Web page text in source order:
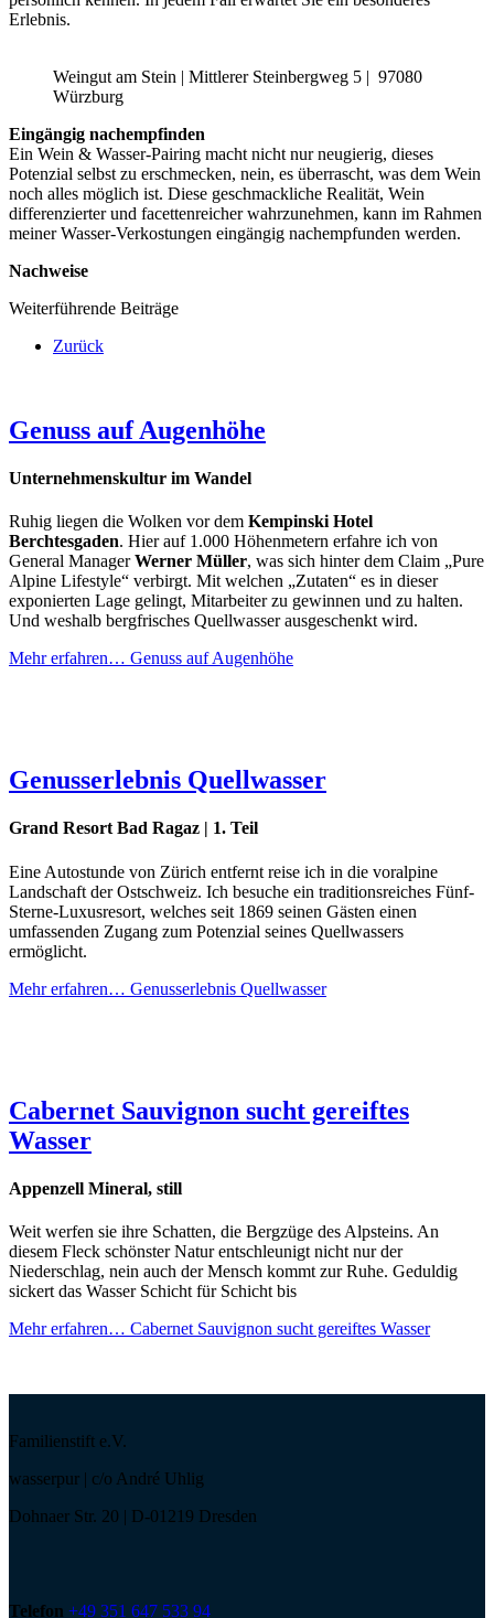
Erlebnis.
Weingut am Stein | Mittlerer Steinbergweg 5 | 97080
Würzburg
Eingängig nachempfinden
Ein Wein & Wasser-Pairing macht nicht nur neugierig, dieses
Potenzial selbst zu erschmecken, nein, es überrascht, was dem Wein
noch alles möglich ist. Diese geschmackliche Realität, Wein
differenzierter und facettenreicher wahrzunehmen, kann im Rahmen
meiner Wasser-Verkostungen eingängig nachempfunden werden.
Nachweise
Weiterführende Beiträge
Zurück
Genuss auf Augenhöhe
Unternehmenskultur im Wandel
Ruhig liegen die Wolken vor dem Kempinski Hotel
Berchtesgaden. Hier auf 1.000 Höhenmetern erfahre ich von
General ManagerWerner Müller, was sich hinter dem Claim „Pure
Alpine Lifestyle“ verbirgt. Mit welchen „Zutaten“ es in dieser
exponierten Lage gelingt, Mitarbeiter zu gewinnen und zu halten.
Und weshalb bergfrisches Quellwasser ausgeschenkt wird.
Mehr erfahren… Genuss auf Augenhöhe
Genusserlebnis Quellwasser
Grand Resort Bad Ragaz | 1. Teil
Eine Autostunde von Zürich entfernt reise ich in die voralpine
Landschaft der Ostschweiz. Ich besuche ein traditionsreiches Fünf-
Sterne-Luxusresort, welches seit 1869 seinen Gästen einen
umfassenden Zugang zum Potenzial seines Quellwassers
ermöglicht.
Mehr erfahren… Genusserlebnis Quellwasser
Cabernet Sauvignon sucht gereiftes
Wasser
Appenzell Mineral, still
Weit werfen sie ihre Schatten, die Bergzüge des Alpsteins. An
diesem Fleck schönster Natur entschleunigt nicht nur der
Niederschlag, nein auch der Mensch kommt zur Ruhe. Geduldig
sickert das Wasser Schicht für Schicht bis
Mehr erfahren… Cabernet Sauvignon sucht gereiftes Wasser
Familienstift e.V.
wasserpur | c/o André Uhlig
Dohnaer Str. 20 | D-01219 Dresden
Telefon +49 351 647 533 94